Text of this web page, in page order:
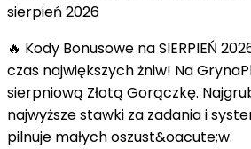
sierpień 2026
🔥 Kody Bonusowe na SIERPIEŃ
czas największych żniw! Na
sierpniową Złotą Gorączkę.
najwyższe stawki za zadania i
pilnuje małych oszust&oacute;w.